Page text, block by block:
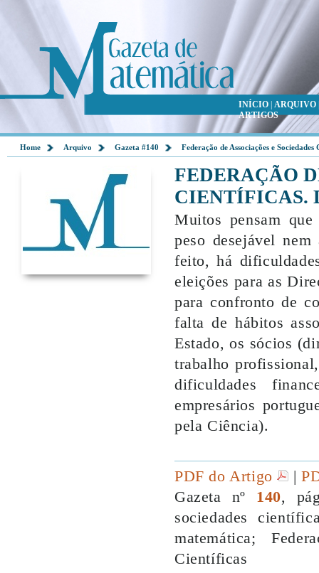
INÍCIO ARQUIVO
ARTIGOS
Home Arquivo Gazeta #140 Federação de Associações e
FEDERAÇÃO
CIENTÍFICAS.
Muitos pensam
peso desejável
feito, há
eleições para as
para confronto de
falta de hábitos
Estado, os sócios
trabalho
dificuldades
empresários
pela Ciência).
PDF do Artigo |
Gazeta nº 140,
sociedades
matemática;
Científicas